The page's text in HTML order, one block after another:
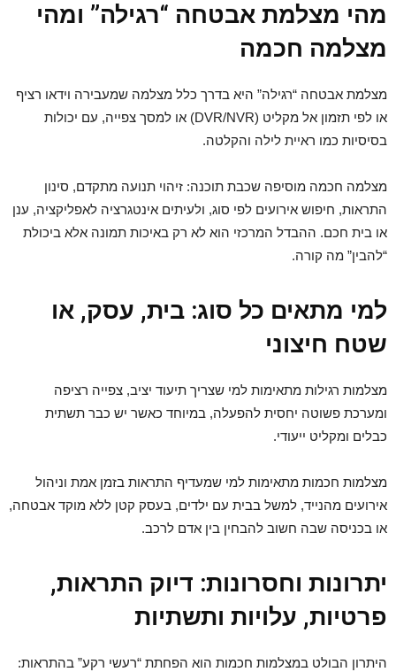
מהי מצלמת אבטחה “רגילה” ומהי
מצלמה חכמה
מצלמת אבטחה “רגילה” היא בדרך כלל מצלמה שמעבירה וידאו רציף
או לפי תזמון אל מקליט (DVR/NVR) או למסך צפייה, עם יכולות
בסיסיות כמו ראיית לילה והקלטה.
מצלמה חכמה מוסיפה שכבת תוכנה: זיהוי תנועה מתקדם, סינון
התראות, חיפוש אירועים לפי סוג, ולעיתים אינטגרציה לאפליקציה, ענן
או בית חכם. ההבדל המרכזי הוא לא רק באיכות תמונה אלא ביכולת
“להבין” מה קורה.
למי מתאים כל סוג: בית, עסק, או
שטח חיצוני
מצלמות רגילות מתאימות למי שצריך תיעוד יציב, צפייה רציפה
ומערכת פשוטה יחסית להפעלה, במיוחד כאשר יש כבר תשתית
כבלים ומקליט ייעודי.
מצלמות חכמות מתאימות למי שמעדיף התראות בזמן אמת וניהול
אירועים מהנייד, למשל בבית עם ילדים, בעסק קטן ללא מוקד אבטחה,
או בכניסה שבה חשוב להבחין בין אדם לרכב.
יתרונות וחסרונות: דיוק התראות,
פרטיות, עלויות ותשתיות
היתרון הבולט במצלמות חכמות הוא הפחתת “רעשי רקע” בהתראות: